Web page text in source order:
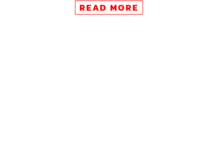
แต่ ณ เข็มนาฬิกาเดินไป แฟนเทนนิสทั่วโลกได้เห็นถึงความ
READ MORE